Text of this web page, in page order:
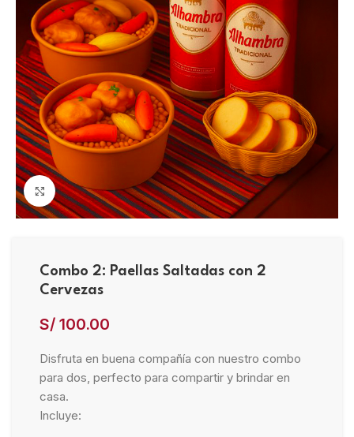
Click to enlarge
Combo 2: Paellas Saltadas con 2
Cervezas
S/ 100.00
Disfruta en buena compañía con nuestro combo
para dos, perfecto para compartir y brindar en
casa.
Incluye: